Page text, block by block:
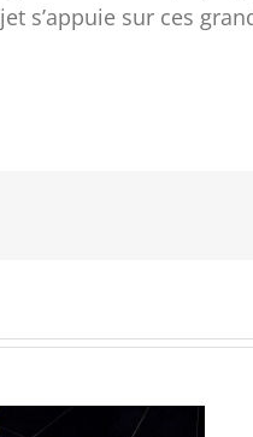
s’appuie sur ces